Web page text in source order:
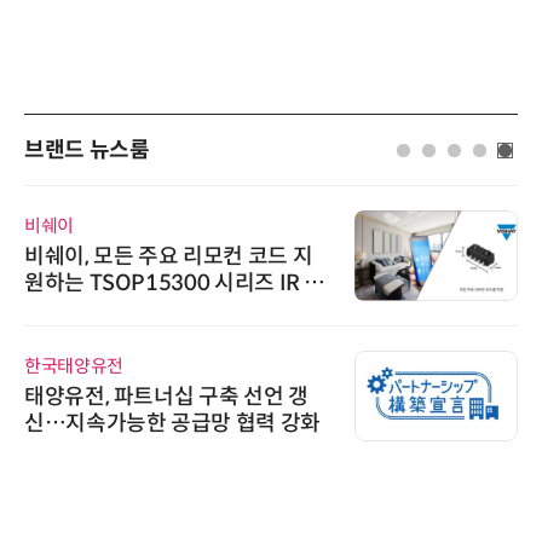
브랜드 뉴스룸
비쉐이
비쉐이, 모든 주요 리모컨 코드 지
원하는 TSOP15300 시리즈 IR 수
한국태양유전
태양유전, 파트너십 구축 선언 갱
신…지속가능한 공급망 협력 강화